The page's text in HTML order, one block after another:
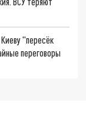
"пересёк
переговоры